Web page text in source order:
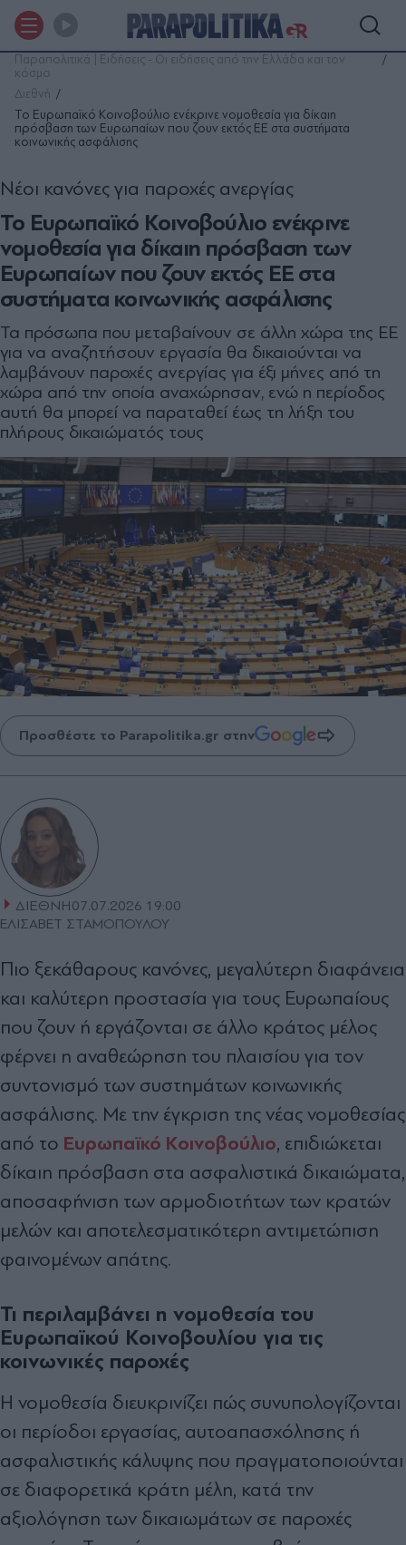
Παραπολιτικά | Ειδήσεις - Οι ειδήσεις από την Ελλάδα και τον
κόσμο
Διεθνή
Το Ευρωπαϊκό Κοινοβούλιο ενέκρινε νομοθεσία για δίκαιη
πρόσβαση των Ευρωπαίων που ζουν εκτός ΕΕ στα συστήματα
κοινωνικής ασφάλισης
Το Ευρωπαϊκό Κοινοβούλιο ενέκρινε
νομοθεσία για δίκαιη πρόσβαση των
Ευρωπαίων που ζουν εκτός ΕΕ στα
συστήματα κοινωνικής ασφάλισης
Νέοι κανόνες για παροχές ανεργίας
Τα πρόσωπα που μεταβαίνουν σε άλλη χώρα της ΕΕ
για να αναζητήσουν εργασία θα δικαιούνται να
λαμβάνουν παροχές ανεργίας για έξι μήνες από τη
χώρα από την οποία αναχώρησαν, ενώ η περίοδος
αυτή θα μπορεί να παραταθεί έως τη λήξη του
πλήρους δικαιώματός τους
Προσθέστε το Parapolitika.gr στην
ΔΙΕΘΝΗ07.07.2026 19:00
ΕΛΙΣΑΒΕΤ ΣΤΑΜΟΠΟΥΛΟΥ
Πιο ξεκάθαρους κανόνες, μεγαλύτερη διαφάνεια
και καλύτερη προστασία για τους Ευρωπαίους
που ζουν ή εργάζονται σε άλλο κράτος μέλος
φέρνει η αναθεώρηση του πλαισίου για τον
συντονισμό των συστημάτων κοινωνικής
ασφάλισης. Με την έγκριση της νέας νομοθεσίας
από το Ευρωπαϊκό Κοινοβούλιο, επιδιώκεται
δίκαιη πρόσβαση στα ασφαλιστικά δικαιώματα,
αποσαφήνιση των αρμοδιοτήτων των κρατών
μελών και αποτελεσματικότερη αντιμετώπιση
φαινομένων απάτης.
Τι περιλαμβάνει η νομοθεσία του
Ευρωπαϊκού Κοινοβουλίου για τις
κοινωνικές παροχές
Η νομοθεσία διευκρινίζει πώς συνυπολογίζονται
οι περίοδοι εργασίας, αυτοαπασχόλησης ή
ασφαλιστικής κάλυψης που πραγματοποιούνται
σε διαφορετικά κράτη μέλη, κατά την
αξιολόγηση των δικαιωμάτων σε παροχές